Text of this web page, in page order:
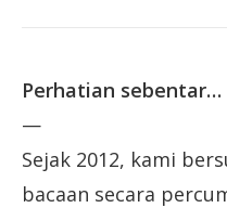
Perhatian sebentar…
—
Sejak 2012, kami
bacaan secara